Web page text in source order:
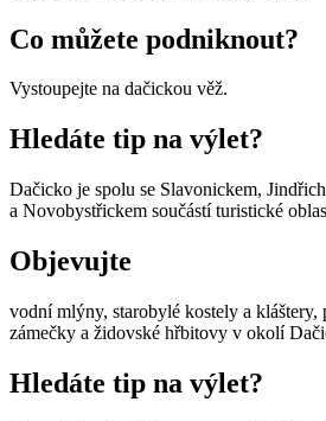
Co můžete podniknout?
Vystoupejte na dačickou věž.
Hledáte tip na výlet?
Dačicko je spolu se Slavonickem,
a Novobystřickem součástí turistické
Objevujte
vodní mlýny, starobylé kostely a kláštery,
zámečky a židovské hřbitovy v okolí
Hledáte tip na výlet?